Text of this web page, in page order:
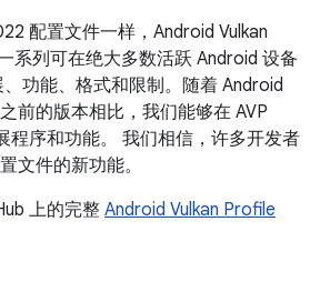
配置文件一样，Android Vulkan
系列可在绝大多数活跃 Android 设备
、功能、格式和限制。随着 Android
前的版本相比，我们能够在 AVP
程序和功能。 我们相信，许多开发者
文件的新功能。
上的完整 Android Vulkan Profile